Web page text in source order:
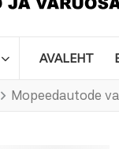
AVALEHT
Mopeedautode